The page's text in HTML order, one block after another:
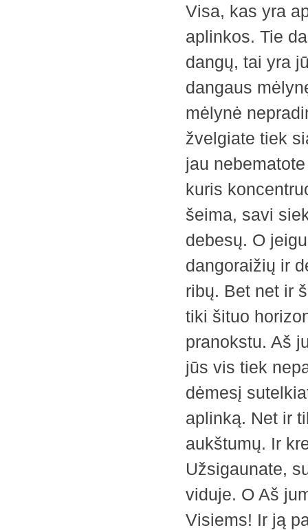
Visa, kas yra
aplinkos. Tie
dangų, tai yra
dangaus
mėlynė
žvelgiate tiek
jau
kuris
šeima, savi
debesų. O
dangoraižių ir
ribų. Bet net ir
tiki šituo
pranokstu. Aš
jūs vis tiek
dėmesį
aplinką. Net ir
aukštumų. Ir
Užsigaunate,
viduje. O Aš
Visiems! Ir ją